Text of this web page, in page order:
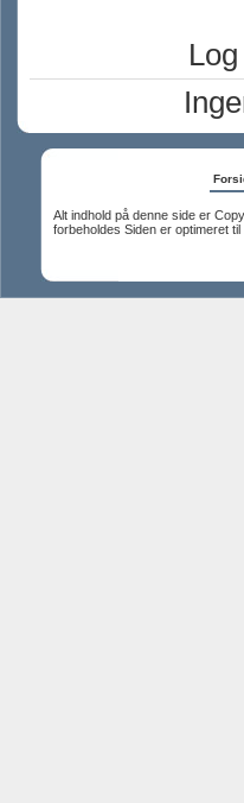
Alt indhold på denne side er
forbeholdes Siden er optimeret til